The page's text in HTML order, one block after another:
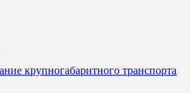
крупногабаритного транспорта